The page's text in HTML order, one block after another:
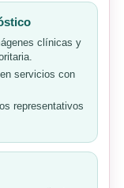
clínicas y
servicios con
representativos